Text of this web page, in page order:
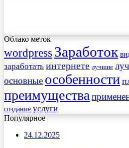
Облако меток
wordpress Заработок
заработать интернете лучшие
основные особенности
преимущества
создание услуги
Популярное
24.12.2025